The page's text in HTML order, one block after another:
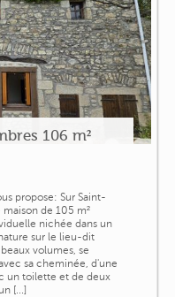
106 m²
propose: Sur Saint-
de 105 m²
nichée dans un
sur le lieu-dit
volumes, se
sa cheminée, d'une
un toilette et de deux
[...]